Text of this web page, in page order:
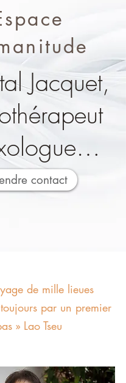
Jacquet,
contact
de mille lieues
par un premier
» Lao Tseu